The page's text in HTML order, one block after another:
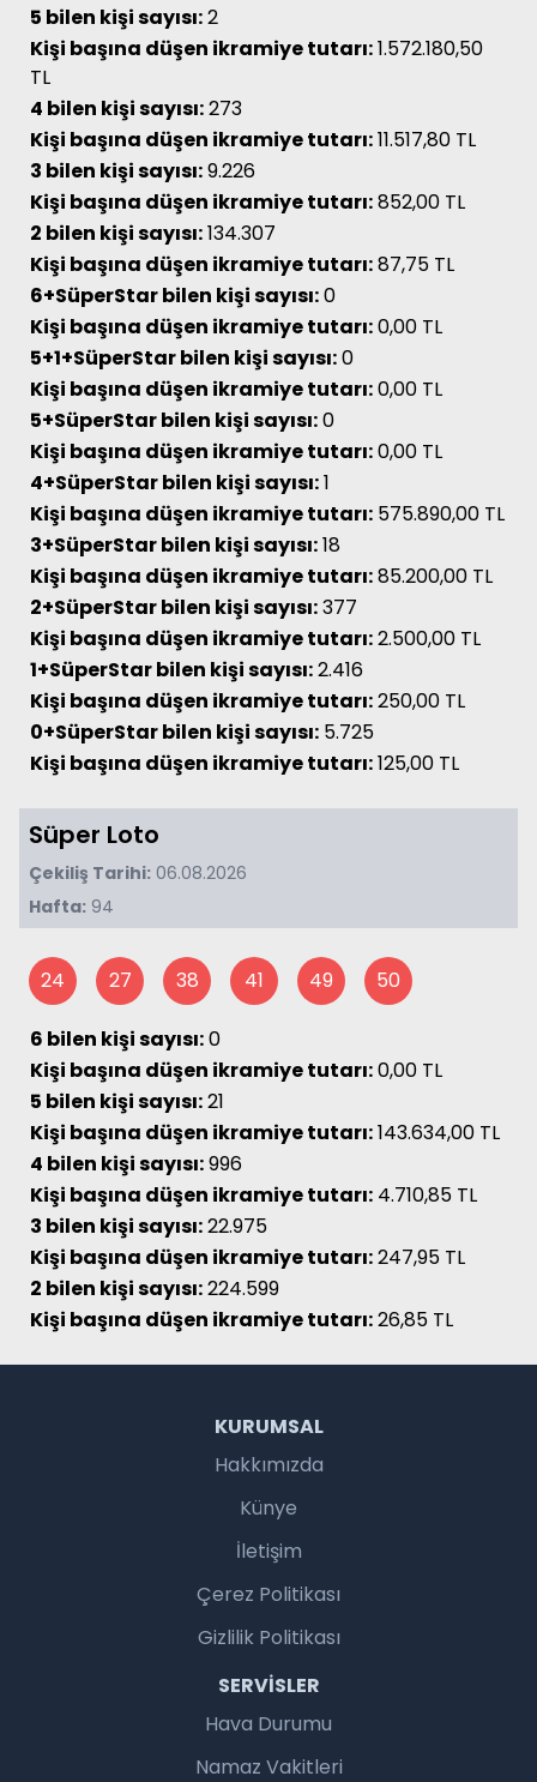
5 bilen kişi sayısı:2
Kişi başına düşen ikramiye tutarı:1.572.180,50
TL
4 bilen kişi sayısı:273
Kişi başına düşen ikramiye tutarı:11.517,80 TL
3 bilen kişi sayısı:9.226
Kişi başına düşen ikramiye tutarı:852,00 TL
2 bilen kişi sayısı:134.307
Kişi başına düşen ikramiye tutarı:87,75 TL
6+SüperStar bilen kişi sayısı:0
Kişi başına düşen ikramiye tutarı:0,00 TL
5+1+SüperStar bilen kişi sayısı:0
Kişi başına düşen ikramiye tutarı:0,00 TL
5+SüperStar bilen kişi sayısı:0
Kişi başına düşen ikramiye tutarı:0,00 TL
4+SüperStar bilen kişi sayısı:1
Kişi başına düşen ikramiye tutarı: 575.890,00 TL
3+SüperStar bilen kişi sayısı:18
Kişi başına düşen ikramiye tutarı:85.200,00 TL
2+SüperStar bilen kişi sayısı:377
Kişi başına düşen ikramiye tutarı:2.500,00 TL
1+SüperStar bilen kişi sayısı:2.416
Kişi başına düşen ikramiye tutarı:250,00 TL
0+SüperStar bilen kişi sayısı: 5.725
Kişi başına düşen ikramiye tutarı:125,00 TL
Süper Loto
Çekiliş Tarihi: 06.08.2026
Hafta: 94
24 27 38 41 49 50
6 bilen kişi sayısı:0
Kişi başına düşen ikramiye tutarı:0,00 TL
5 bilen kişi sayısı:21
Kişi başına düşen ikramiye tutarı:143.634,00 TL
4 bilen kişi sayısı:996
Kişi başına düşen ikramiye tutarı: 4.710,85 TL
3 bilen kişi sayısı:22.975
Kişi başına düşen ikramiye tutarı:247,95 TL
2 bilen kişi sayısı:224.599
Kişi başına düşen ikramiye tutarı:26,85 TL
KURUMSAL
Hakkımızda
Künye
İletişim
Çerez Politikası
Gizlilik Politikası
SERVISLER
Hava Durumu
Namaz Vakitleri